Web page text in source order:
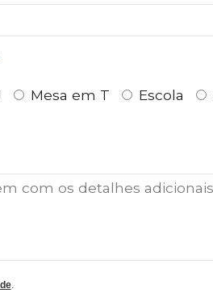
Mesa em T Escola
.